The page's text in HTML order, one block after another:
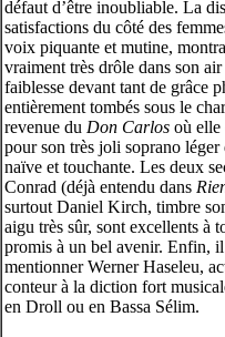
défaut d’être inoubliable. La
satisfactions du côté des
voix piquante et mutine,
vraiment très drôle dans son air
faiblesse devant tant de grâce
entièrement tombés sous le
revenue du Don Carlos où elle
pour son très joli soprano
naïve et touchante. Les deux
Conrad (déjà entendu dans
surtout Daniel Kirch, timbre
aigu très sûr, sont excellents à
promis à un bel avenir. Enfin,
mentionner Werner Haseleu,
conteur à la diction fort
en Droll ou en Bassa Sélim.